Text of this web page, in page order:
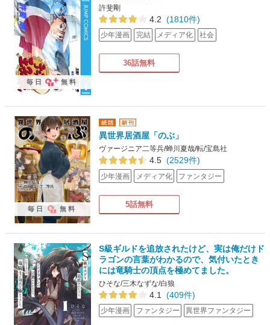
許斐剛
4.2 (1810件)
少年漫画 完結 メディア化 社会
36話無料
毎日 無料
異世界居酒屋「のぶ」
ヴァージニア二等兵/蝉川夏哉/転/宝島社
4.5 (2529件)
少年漫画 メディア化 ファンタジー
5話無料
毎日 無料
S級ギルドを追放されたけど、実は俺だけド
ラゴンの言葉がわかるので、気付いたとき
には竜騎士の頂点を極めてました。
ひそな/三木なずな/白狼
4.1 (409件)
少年漫画 ファンタジー 異世界ファンタジー